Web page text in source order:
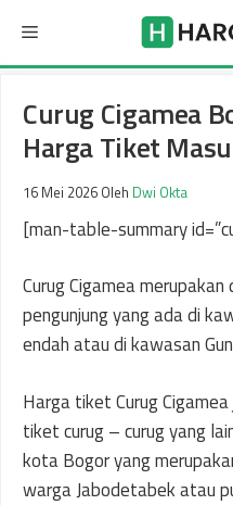
isi
Menu
Curug Cigamea
Harga Tiket
16 Mei 2026 Oleh Dwi Okta
[man-table-summary
Curug Cigamea
pengunjung yang ada di
endah atau di kawasan
Harga tiket Curug
tiket curug – curug yang
kota Bogor yang
warga Jabodetabek atau